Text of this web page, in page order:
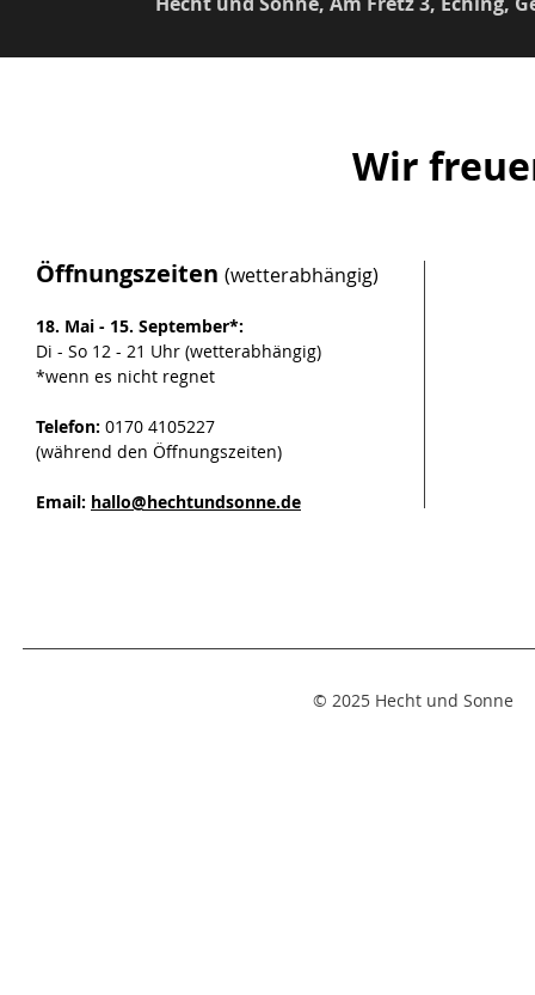
Wir
Öffnungszeiten (wetterabhängig)
18. Mai - 15. September*:
Di - So 12 - 21 Uhr (wetterabhängig)
*wenn es nicht regnet
Telefon: 0170 4105227
(während den Öffnungszeiten)
Email: hallo@hechtundsonne.de
© 2025 Hecht und Sonne